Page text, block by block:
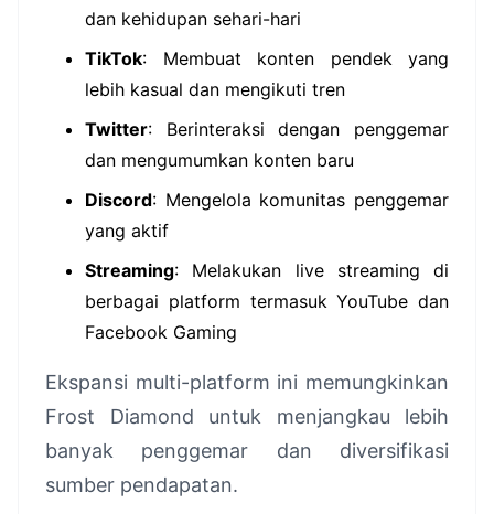
dan kehidupan sehari-hari
TikTok: Membuat konten pendek yang
lebih kasual dan mengikuti tren
Twitter: Berinteraksi dengan penggemar
dan mengumumkan konten baru
Discord: Mengelola komunitas penggemar
yang aktif
Streaming: Melakukan live streaming di
berbagai platform termasuk YouTube dan
Facebook Gaming
Ekspansi multi-platform ini memungkinkan
Frost Diamond untuk menjangkau lebih
banyak penggemar dan diversifikasi
sumber pendapatan.